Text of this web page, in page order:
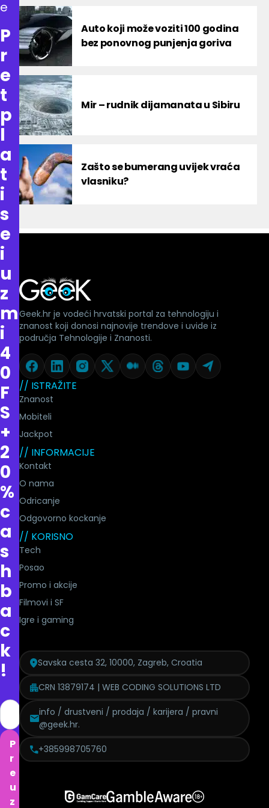
Auto koji može voziti 100 godina
bez ponovnog punjenja goriva
Mir – rudnik dijamanata u Sibiru
Zašto se bumerang uvijek vraća
vlasniku?
e
P
r
e
t
p
l
a
t
i
s
e
i
u
z
m
i
4
0
F
S
+
2
0
%
c
a
s
h
b
a
c
k
!
P
r
e
u
z
// ISTRAŽITE
Znanost
Mobiteli
Jackpot
// INFORMACIJE
Kontakt
O nama
Odricanje
Odgovorno kockanje
// KORISNO
Tech
Posao
Promo i akcije
Filmovi i SF
Igre i gaming
Geek.hr je vodeći hrvatski portal za tehnologiju i
znanost koji donosi najnovije trendove i uvide iz
područja Tehnologije i Znanosti.
Savska cesta 32, 10000, Zagreb, Croatia
CRN 13879174 | WEB CODING SOLUTIONS LTD
info / drustveni / prodaja / karijera / pravni
@geek.hr.
+385998705760